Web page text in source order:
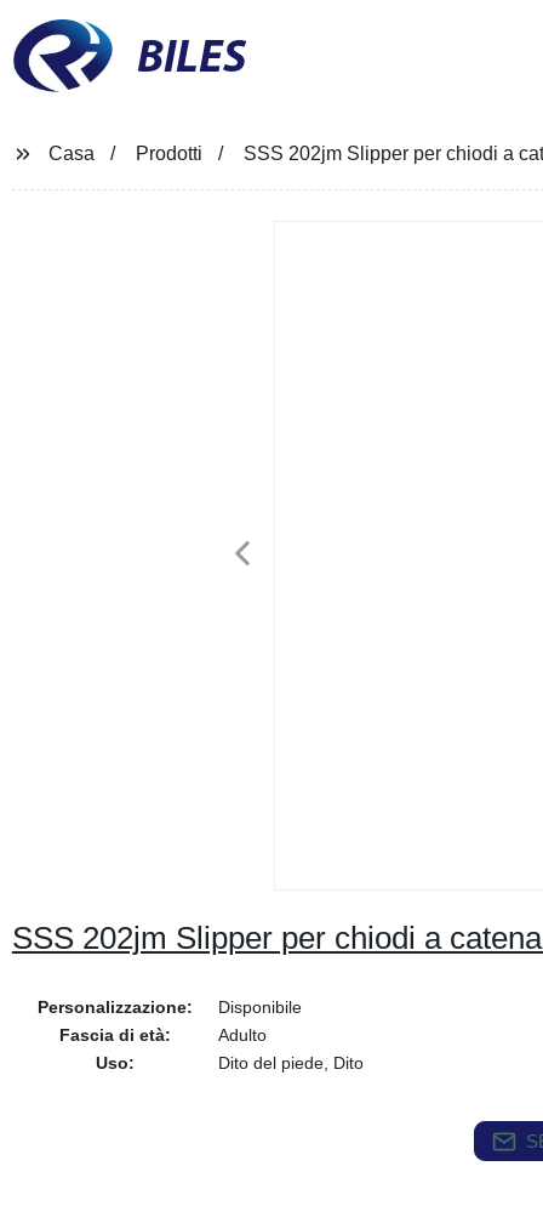
BILES
Casa Prodotti SSS 202jm Slipper per chiodi a
SSS 202jm Slipper per chiodi a
Personalizzazione:
Disponibile
Fascia di età:
Adulto
Uso:
Dito del piede, Dito